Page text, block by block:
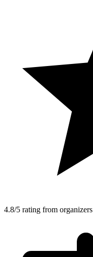
4.8/5 rating from organizers